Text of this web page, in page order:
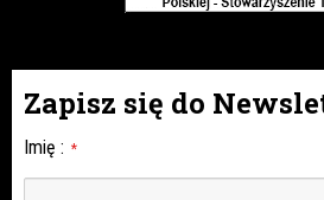
Zapisz się do
Imię : *